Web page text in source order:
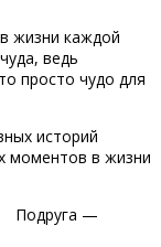
жизни каждой
ведь
просто чудо для
историй
моментов в жизни
—